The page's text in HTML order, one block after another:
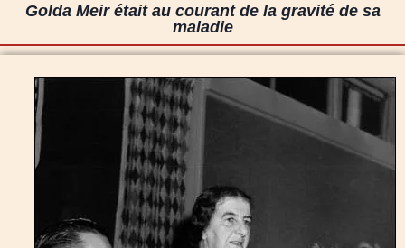
Golda Meir était au courant de la gravité de sa
maladie